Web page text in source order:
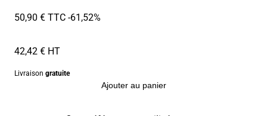
50,90 € TTC-61,52%
42,42 € HT
Livraison gratuite
Ajouter au panier